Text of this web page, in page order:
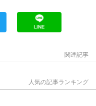
関連記事
人気の記事ランキング